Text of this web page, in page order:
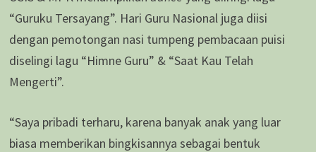
“Guruku Tersayang”. Hari Guru Nasional juga diisi
dengan pemotongan nasi tumpeng pembacaan puisi
diselingi lagu “Himne Guru” & “Saat Kau Telah
Mengerti”.
“Saya pribadi terharu, karena banyak anak yang luar
biasa memberikan bingkisannya sebagai bentuk